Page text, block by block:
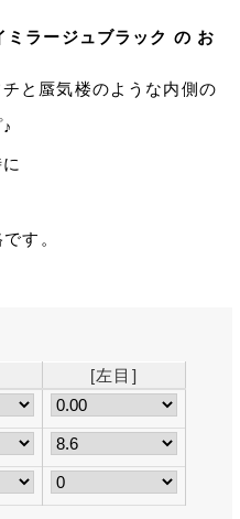
ミラージュブラック の お
と蜃気楼のような内側の
す。
[左目]